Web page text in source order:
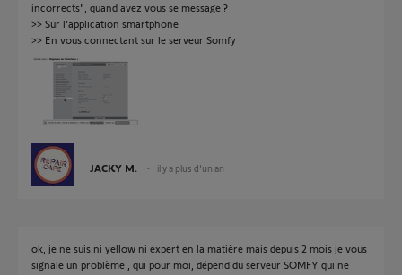
incorrects", quand avez vous se message ?
>> Sur l'application smartphone
>> En vous connectant sur le serveur Somfy
JACKY M. il y a plus d'un an
ok, je ne suis ni yellow ni expert en la matière mais depuis 2 mois je vous
signale un problème , qui pour moi, dépend du serveur SOMFY qui ne